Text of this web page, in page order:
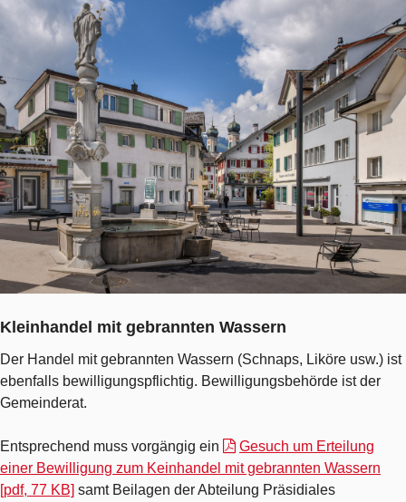
Kleinhandel mit gebrannten Wassern
Der Handel mit gebrannten Wassern (Schnaps, Liköre usw.) ist
ebenfalls bewilligungspflichtig. Bewilligungsbehörde ist der
Gemeinderat.
Entsprechend muss vorgängig ein
Gesuch um Erteilung
einer Bewilligung zum Keinhandel mit gebrannten Wassern
[pdf, 77 KB] samt Beilagen der Abteilung Präsidiales